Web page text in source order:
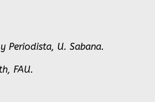
Periodista, U. Sabana.
FAU.